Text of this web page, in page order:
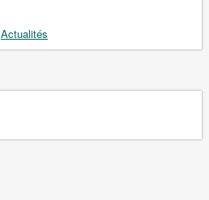
Actualités